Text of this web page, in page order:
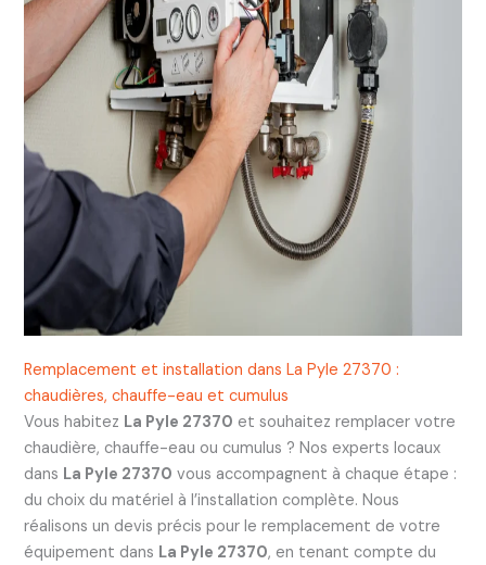
Remplacement et installation dans La Pyle 27370 :
chaudières, chauffe-eau et cumulus
Vous habitez La Pyle 27370 et souhaitez remplacer votre
chaudière, chauffe-eau ou cumulus ? Nos experts locaux
dans La Pyle 27370 vous accompagnent à chaque étape :
du choix du matériel à l’installation complète. Nous
réalisons un devis précis pour le remplacement de votre
équipement dans La Pyle 27370, en tenant compte du